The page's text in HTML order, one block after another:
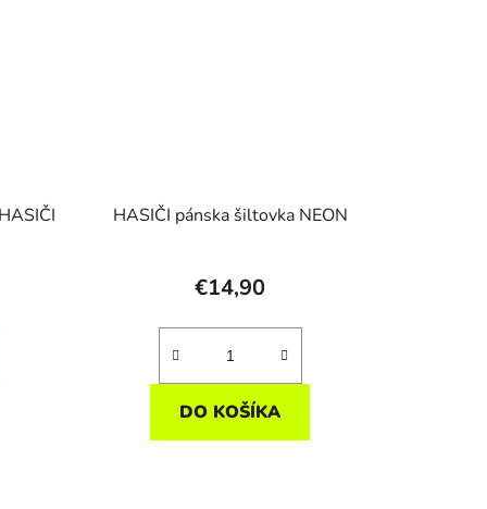
HASIČI pánska šiltovka NEON
€14,90
DO KOŠÍKA